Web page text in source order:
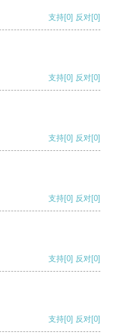
支持[0] 反对[0]
支持[0] 反对[0]
支持[0] 反对[0]
支持[0] 反对[0]
支持[0] 反对[0]
支持[0] 反对[0]